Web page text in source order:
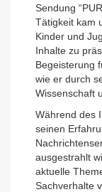
Sendung
Tätigkeit kam
Kinder und
Inhalte zu
Begeisterung
wie er durch
Wissenschaft
Während des
seinen
ausgestrahlt
aktuelle
Sachverhalte